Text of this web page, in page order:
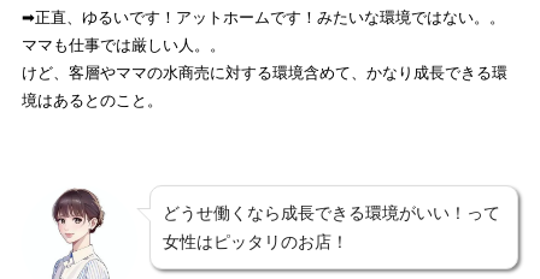
➡︎正直、ゆるいです！アットホームです！みたいな環境ではない。。
ママも仕事では厳しい人。。
けど、客層やママの水商売に対する環境含めて、かなり成長できる環
境はあるとのこと。
どうせ働くなら成長できる環境がいい！って
女性はピッタリのお店！